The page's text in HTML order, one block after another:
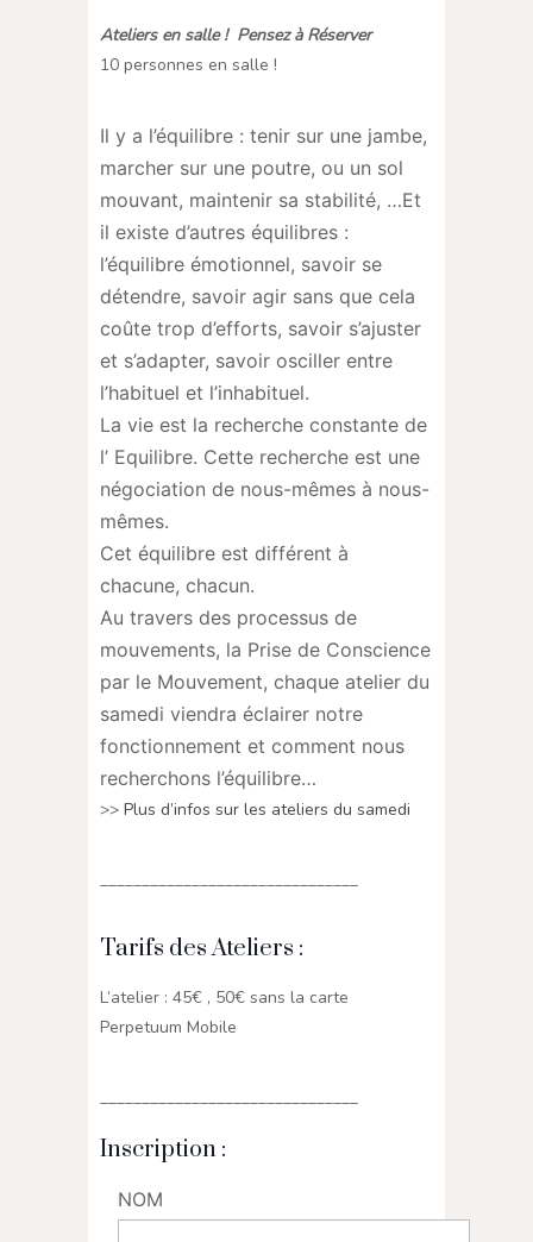
Ateliers en salle ! Pensez à Réserver
10 personnes en salle !
Il y a l’équilibre : tenir sur une jambe,
marcher sur une poutre, ou un sol
mouvant, maintenir sa stabilité, …Et
il existe d’autres équilibres :
l’équilibre émotionnel, savoir se
détendre, savoir agir sans que cela
coûte trop d’efforts, savoir s’ajuster
et s’adapter, savoir osciller entre
l’habituel et l’inhabituel.
La vie est la recherche constante de
l’ Equilibre. Cette recherche est une
négociation de nous-mêmes à nous-
mêmes.
Cet équilibre est différent à
chacune, chacun.
Au travers des processus de
mouvements, la Prise de Conscience
par le Mouvement, chaque atelier du
samedi viendra éclairer notre
fonctionnement et comment nous
recherchons l’équilibre…
>> Plus d’infos sur les ateliers du samedi
Tarifs des Ateliers :
L’atelier : 45€ , 50€ sans la carte
Perpetuum Mobile
Inscription :
NOM